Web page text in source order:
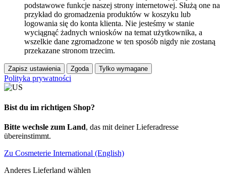
podstawowe funkcje naszej strony internetowej. Służą one na
przykład do gromadzenia produktów w koszyku lub
logowania się do konta klienta. Nie jesteśmy w stanie
wyciągnąć żadnych wniosków na temat użytkownika, a
wszelkie dane zgromadzone w ten sposób nigdy nie zostaną
przekazane stronom trzecim.
Zapisz ustawienia Zgoda Tylko wymagane
Polityka prywatności
Bist du im richtigen Shop?
Bitte wechsle zum Land, das mit deiner Lieferadresse
übereinstimmt.
Zu Cosmeterie International (English)
Anderes Lieferland wählen